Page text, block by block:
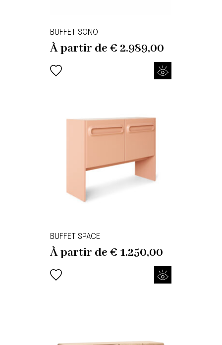
BUFFET SONO
À partir de€ 2.989,00
BUFFET SPACE
À partir de€ 1.250,00